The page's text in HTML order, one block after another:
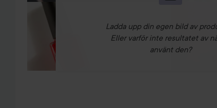
Ladda upp din egen bild av
Eller varför inte resultatet av
använt den?